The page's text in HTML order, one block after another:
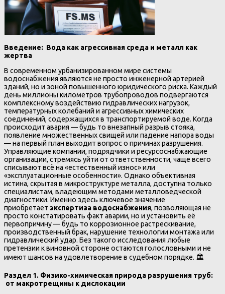
Введение: Вода как агрессивная среда и металл как
жертва
В современном урбанизированном мире системы
водоснабжения являются не просто инженерной артерией
зданий, но и зоной повышенного юридического риска. Каждый
день миллионы километров трубопроводов подвергаются
комплексному воздействию гидравлических нагрузок,
температурных колебаний и агрессивных химических
соединений, содержащихся в транспортируемой воде. Когда
происходит авария — будь то внезапный разрыв стояка,
появление множественных свищей или падение напора воды
— на первый план выходит вопрос о причинах разрушения.
Управляющие компании, подрядчики и ресурсоснабжающие
организации, стремясь уйти от ответственности, чаще всего
списывают всё на «естественный износ» или
«эксплуатационные особенности». Однако объективная
истина, скрытая в микроструктуре металла, доступна только
специалистам, владеющим методами металловедческой
диагностики. Именно здесь ключевое значение
приобретает экспертиза водоснабжения, позволяющая не
просто констатировать факт аварии, но и установить её
первопричину — будь то коррозионное растрескивание,
производственный брак, нарушение технологии монтажа или
гидравлический удар. Без такого исследования любые
претензии к виновной стороне остаются голословными и не
имеют шансов на удовлетворение в судебном порядке. 🏛️
Раздел 1. Физико-химическая природа разрушения труб:
от макротрещины к дислокации